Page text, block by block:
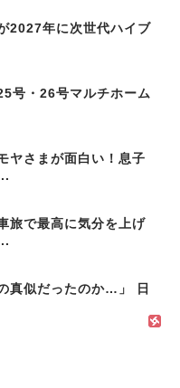
2027年に次世代ハイブ
号・26号マルチホーム
ヤさまが面白い！息子
旅で最高に気分を上げ
真似だったのか…」 日